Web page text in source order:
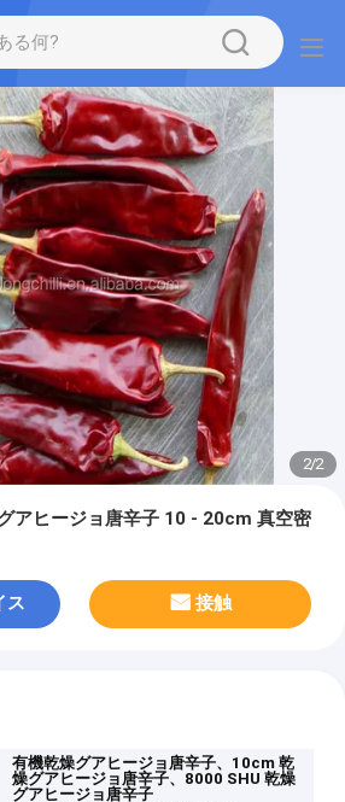
2/2
アヒージョ唐辛子 10 - 20cm 真空密
ス 接触
有機乾燥グアヒージョ唐辛子、10cm 乾
燥グアヒージョ唐辛子、8000 SHU 乾燥
グアヒージョ唐辛子